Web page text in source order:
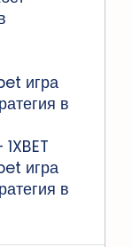
игра
в
игра
в